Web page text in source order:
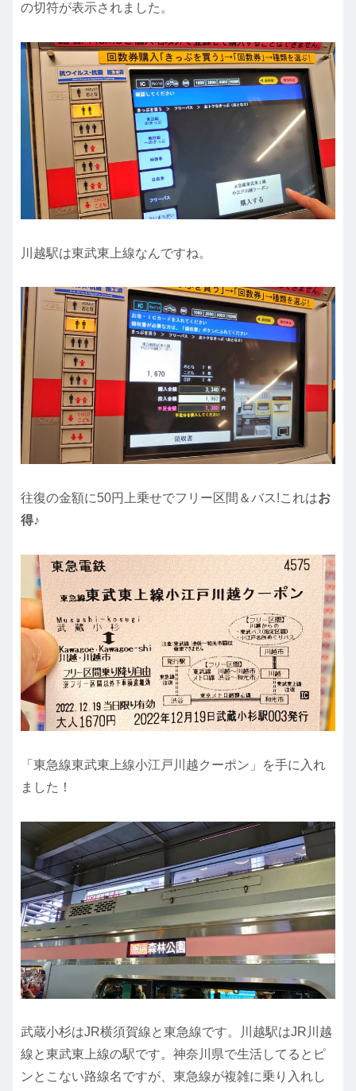
の切符が表示されました。
川越駅は東武東上線なんですね。
往復の金額に50円上乗せでフリー区間＆バス!これはお
得♪
「東急線東武東上線小江戸川越クーポン」を手に入れ
ました！
武蔵小杉はJR横須賀線と東急線です。川越駅はJR川越
線と東武東上線の駅です。神奈川県で生活してるとピ
ンとこない路線名ですが、東急線が複雑に乗り入れし